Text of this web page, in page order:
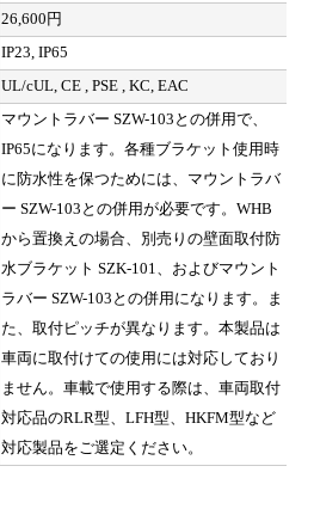
26,600円
IP23, IP65
UL/cUL, CE , PSE , KC, EAC
マウントラバー SZW-103との併用で、
IP65になります。各種ブラケット使用時
に防水性を保つためには、マウントラバ
ー SZW-103との併用が必要です。WHB
から置換えの場合、別売りの壁面取付防
水ブラケット SZK-101、およびマウント
ラバー SZW-103との併用になります。ま
た、取付ピッチが異なります。本製品は
車両に取付けての使用には対応しており
ません。車載で使用する際は、車両取付
対応品のRLR型、LFH型、HKFM型など
対応製品をご選定ください。